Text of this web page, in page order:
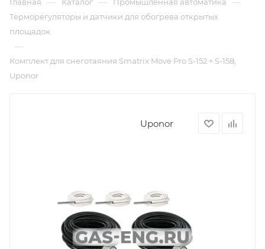
Терморегуляторы и датчики для обогрева открытых
площадок
—
Комплект для снеготаяния Smatrix Move Pro S-152 + S-158,
Uponor
Uponor